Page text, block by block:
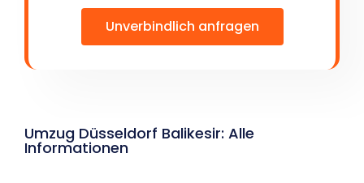
Unverbindlich anfragen
Umzug Düsseldorf Balikesir: Alle
Informationen